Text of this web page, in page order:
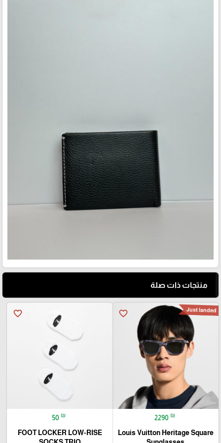
منتجات ذات صلة
favorite_border Just landed
2290 ₪
Louis Vuitton Heritage Square
favorite_border
50 ₪
FOOT LOCKER LOW-RISE